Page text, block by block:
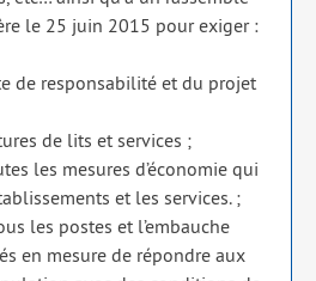
le 25 juin 2015 pour exi­ger :
de res­pon­sa­bi­li­té et du pro­jet
de lits et ser­vices ;
les mesures d’économie qui
et les ser­vices. ;
les postes et l’embauche
en mesure de répondre aux